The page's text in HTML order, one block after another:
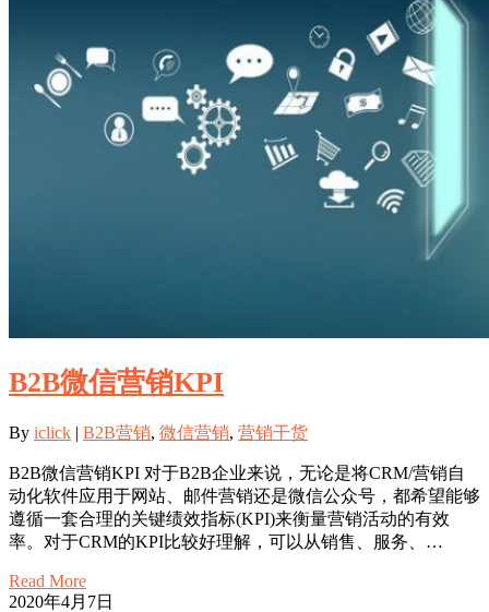
B2B微信营销KPI
By iclick | B2B营销, 微信营销, 营销干货
B2B微信营销KPI 对于B2B企业来说，无论是将CRM/营销自
动化软件应用于网站、邮件营销还是微信公众号，都希望能够
遵循一套合理的关键绩效指标(KPI)来衡量营销活动的有效
率。对于CRM的KPI比较好理解，可以从销售、服务、…
Read More
2020年4月7日